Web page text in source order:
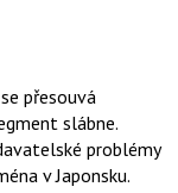
přesouvá
slábne.
problémy
v Japonsku.